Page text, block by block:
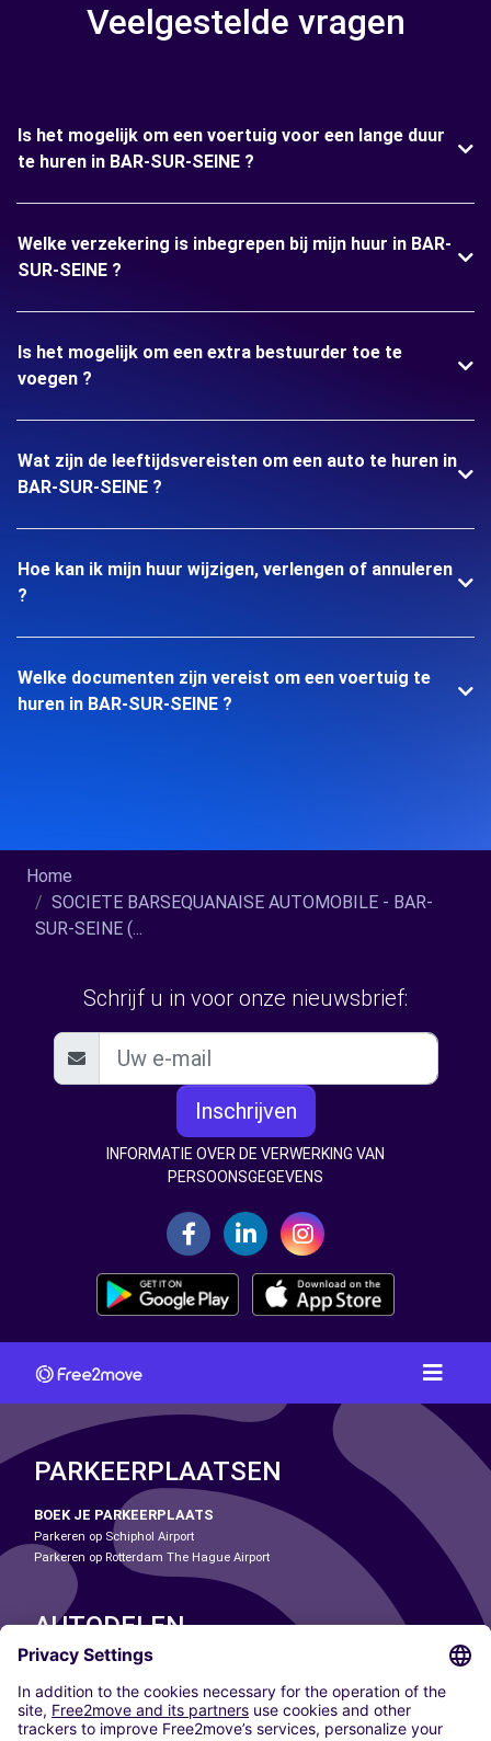
Veelgestelde vragen
Is het mogelijk om een voertuig voor een lange duur
te huren in BAR-SUR-SEINE ?
Welke verzekering is inbegrepen bij mijn huur in BAR-
SUR-SEINE ?
Is het mogelijk om een extra bestuurder toe te
voegen ?
Wat zijn de leeftijdsvereisten om een auto te huren in
BAR-SUR-SEINE ?
Hoe kan ik mijn huur wijzigen, verlengen of annuleren
?
Welke documenten zijn vereist om een voertuig te
huren in BAR-SUR-SEINE ?
Home
SOCIETE BARSEQUANAISE AUTOMOBILE - BAR-
SUR-SEINE (...
Schrijf u in voor onze nieuwsbrief:
Inschrijven
INFORMATIE OVER DE VERWERKING VAN
PERSOONSGEGEVENS
PARKEERPLAATSEN
BOEK JE PARKEERPLAATS
Parkeren op Schiphol Airport
Parkeren op Rotterdam The Hague Airport
AUTODELEN
ONZE STEDEN
Paris
Madrid
Washington DC